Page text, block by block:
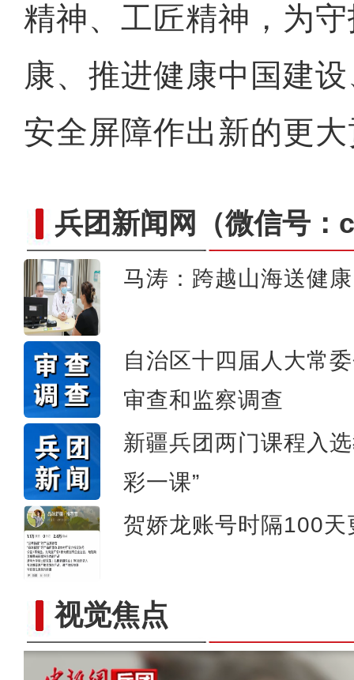
精神、工匠精神，为
康、推进健康中国建
安全屏障作出新的更
兵团新闻网 （微信号
马涛：跨越山海送健康
自治区十四届人大常
审查和监察调查
新疆兵团两门课程入
彩一课”
贺娇龙账号时隔100
视觉焦点以“阅读+文旅+非遗+农技”